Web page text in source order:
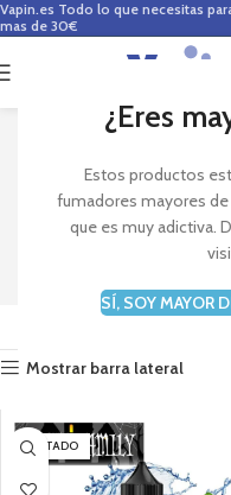
¿Eres
Estos productos
fumadores mayores
que es muy adictiva.
SÍ, SOY MAYOR
Vapin.es Todo lo que necesitas
mas de 30€
Search
Mostrar barra lateral
AGOTADO